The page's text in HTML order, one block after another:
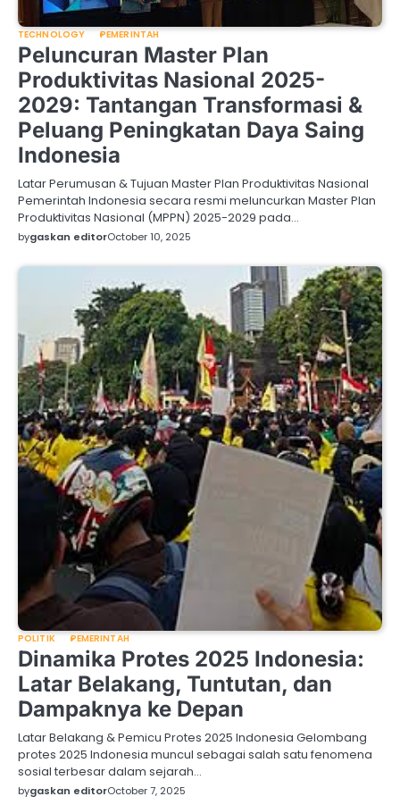
TECHNOLOGY PEMERINTAH
Peluncuran Master Plan
Produktivitas Nasional 2025-
2029: Tantangan Transformasi &
Peluang Peningkatan Daya Saing
Indonesia
Latar Perumusan & Tujuan Master Plan Produktivitas Nasional
Pemerintah Indonesia secara resmi meluncurkan Master Plan
Produktivitas Nasional (MPPN) 2025-2029 pada…
bygaskan editorOctober 10, 2025
POLITIK PEMERINTAH
Dinamika Protes 2025 Indonesia:
Latar Belakang, Tuntutan, dan
Dampaknya ke Depan
Latar Belakang & Pemicu Protes 2025 Indonesia Gelombang
protes 2025 Indonesia muncul sebagai salah satu fenomena
sosial terbesar dalam sejarah…
bygaskan editorOctober 7, 2025